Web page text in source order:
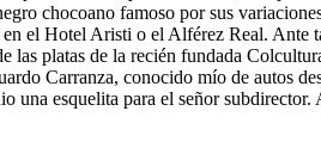
chocoano famoso por sus
el Hotel Aristi o el Alférez Real. Ante
las platas de la recién fundada
Carranza, conocido mío de autos
una esquelita para el señor